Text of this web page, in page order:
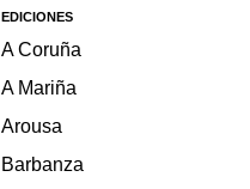
EDICIONES
A Coruña
A Mariña
Arousa
Barbanza